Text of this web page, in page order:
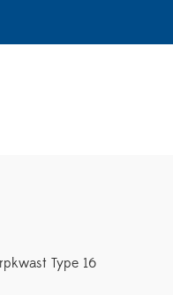
Type 16